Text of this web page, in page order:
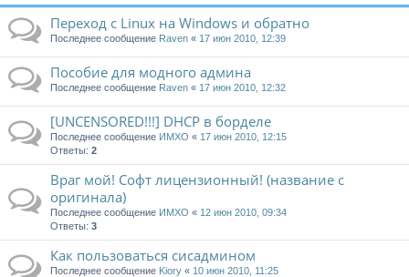
Переход с Linux на Windows и обратно
Последнее сообщение Raven « 17 июн 2010, 12:39
Пособие для модного админа
Последнее сообщение Raven « 17 июн 2010, 12:32
[UNCENSORED!!!] DHCP в борделе
Последнее сообщение ИМХО « 17 июн 2010, 12:15
Ответы: 2
Враг мой! Софт лицензионный! (название с
оригинала)
Последнее сообщение ИМХО « 12 июн 2010, 09:34
Ответы: 3
Как пользоваться сисадмином
Последнее сообщение Kiory « 10 июн 2010, 11:25